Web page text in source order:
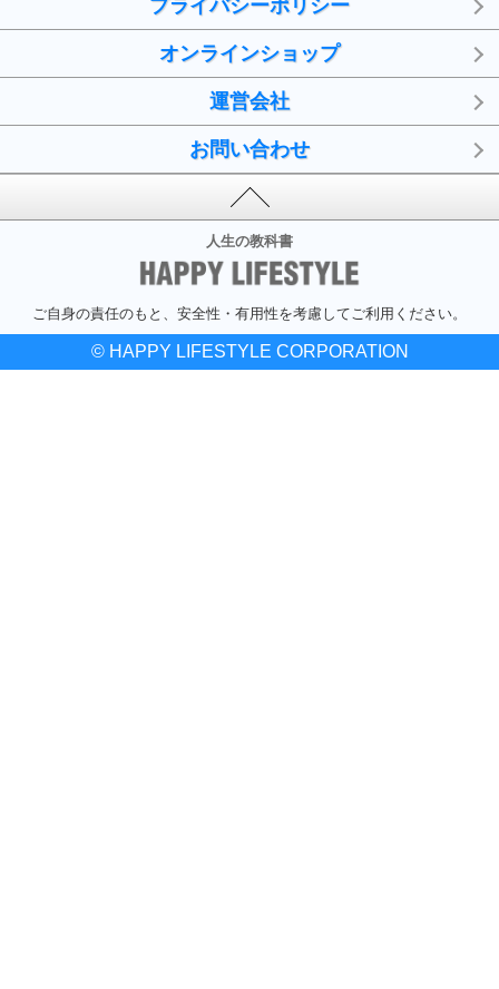
プライバシーポリシー
オンラインショップ
運営会社
お問い合わせ
人生の教科書
ご自身の責任のもと、安全性・有用性を考慮してご利用ください。
© HAPPY LIFESTYLE CORPORATION